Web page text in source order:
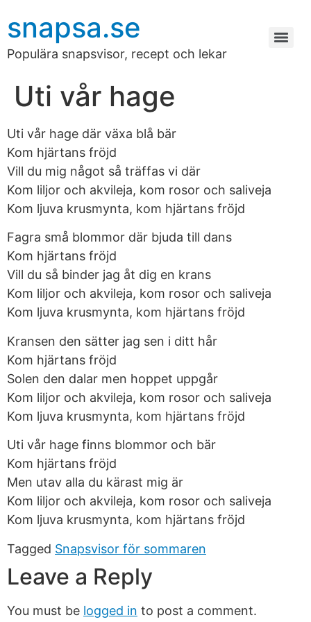
snapsa.se
Populära snapsvisor, recept och lekar
Uti vår hage
Uti vår hage där växa blå bär
Kom hjärtans fröjd
Vill du mig något så träffas vi där
Kom liljor och akvileja, kom rosor och saliveja
Kom ljuva krusmynta, kom hjärtans fröjd
Fagra små blommor där bjuda till dans
Kom hjärtans fröjd
Vill du så binder jag åt dig en krans
Kom liljor och akvileja, kom rosor och saliveja
Kom ljuva krusmynta, kom hjärtans fröjd
Kransen den sätter jag sen i ditt hår
Kom hjärtans fröjd
Solen den dalar men hoppet uppgår
Kom liljor och akvileja, kom rosor och saliveja
Kom ljuva krusmynta, kom hjärtans fröjd
Uti vår hage finns blommor och bär
Kom hjärtans fröjd
Men utav alla du kärast mig är
Kom liljor och akvileja, kom rosor och saliveja
Kom ljuva krusmynta, kom hjärtans fröjd
Tagged Snapsvisor för sommaren
Leave a Reply
You must be logged in to post a comment.